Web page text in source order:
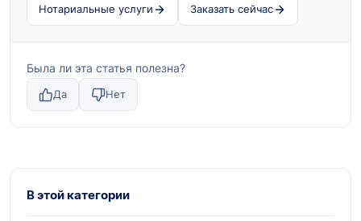
Нотариальные услуги Заказать сейчас
Была ли эта статья полезна?
Да Нет
В этой категории